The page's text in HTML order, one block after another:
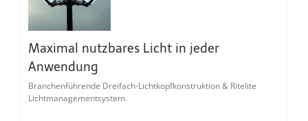
Maximal nutzbares Licht in jeder
Anwendung
Branchenführende Dreifach-Lichtkopfkonstruktion & Ritelite
Lichtmanagementsystem.